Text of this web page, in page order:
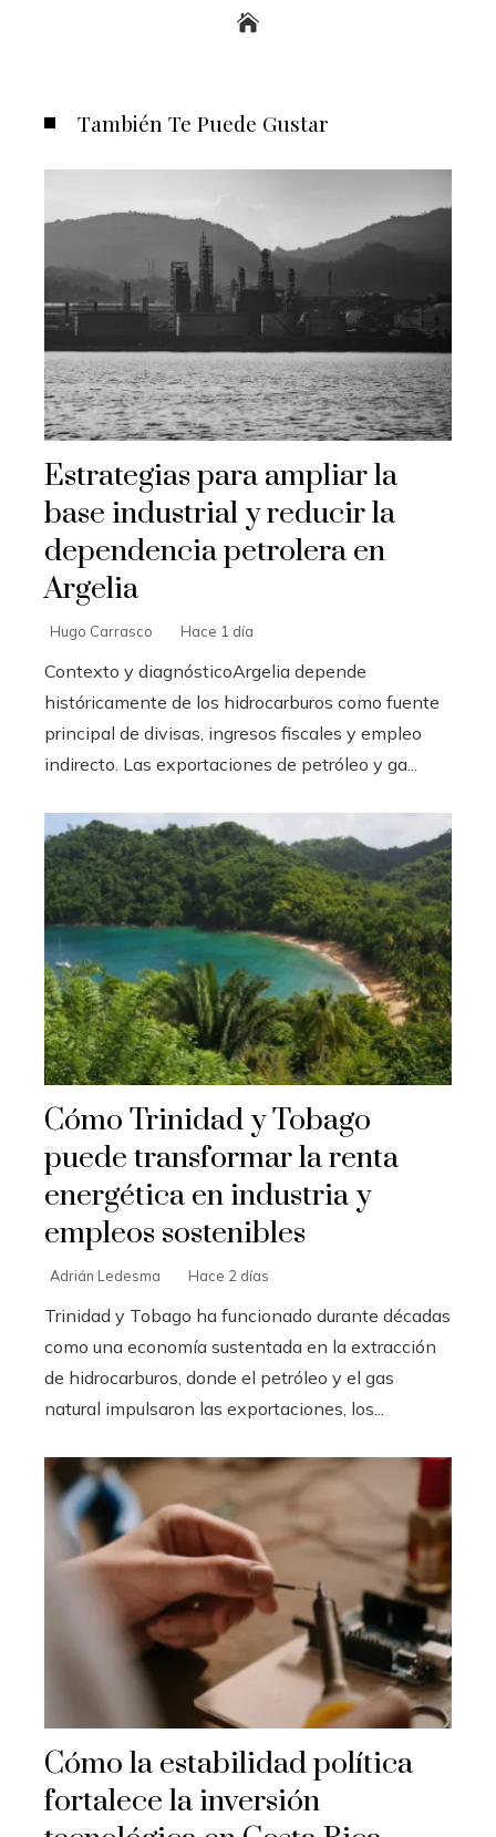
También Te Puede Gustar
Estrategias para ampliar la
base industrial y reducir la
dependencia petrolera en
Argelia
Hugo Carrasco Hace 1 día
Contexto y diagnósticoArgelia depende
históricamente de los hidrocarburos como fuente
principal de divisas, ingresos fiscales y empleo
indirecto. Las exportaciones de petróleo y ga...
Cómo Trinidad y Tobago
puede transformar la renta
energética en industria y
empleos sostenibles
Adrián Ledesma Hace 2 días
Trinidad y Tobago ha funcionado durante décadas
como una economía sustentada en la extracción
de hidrocarburos, donde el petróleo y el gas
natural impulsaron las exportaciones, los...
Cómo la estabilidad política
fortalece la inversión